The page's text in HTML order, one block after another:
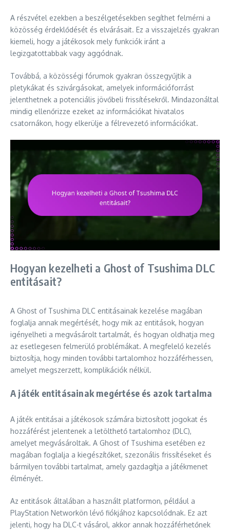
A részvétel ezekben a beszélgetésekben segíthet felmérni a
közösség érdeklődését és elvárásait. Ez a visszajelzés gyakran
kiemeli, hogy a játékosok mely funkciók iránt a
legizgatottabbak vagy aggódnak.
Továbbá, a közösségi fórumok gyakran összegyűjtik a
pletykákat és szivárgásokat, amelyek információforrást
jelenthetnek a potenciális jövőbeli frissítésekről. Mindazonáltal
mindig ellenőrizze ezeket az információkat hivatalos
csatornákon, hogy elkerülje a félrevezető információkat.
Hogyan kezelheti a Ghost of Tsushima DLC
entitásait?
A Ghost of Tsushima DLC entitásainak kezelése magában
foglalja annak megértését, hogy mik az entitások, hogyan
igényelheti a megvásárolt tartalmát, és hogyan oldhatja meg
az esetlegesen felmerülő problémákat. A megfelelő kezelés
biztosítja, hogy minden további tartalomhoz hozzáférhessen,
amelyet megszerzett, komplikációk nélkül.
A játék entitásainak megértése és azok tartalma
A játék entitásai a játékosok számára biztosított jogokat és
hozzáférést jelentenek a letölthető tartalomhoz (DLC),
amelyet megvásároltak. A Ghost of Tsushima esetében ez
magában foglalja a kiegészítőket, szezonális frissítéseket és
bármilyen további tartalmat, amely gazdagítja a játékmenet
élményét.
Az entitások általában a használt platformon, például a
PlayStation Networkön lévő fiókjához kapcsolódnak. Ez azt
jelenti, hogy ha DLC-t vásárol, akkor annak hozzáférhetőnek